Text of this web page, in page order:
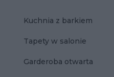
Kuchnia z barkiem
Tapety w salonie
Garderoba otwarta